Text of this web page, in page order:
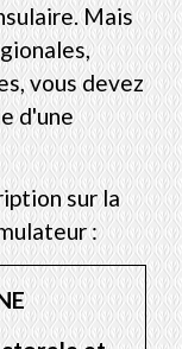
Mais
vous devez
d'une
sur la
: